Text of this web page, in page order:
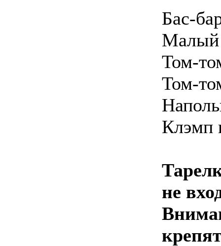
Бас-
Малый
Том-
Том-
Клэмп
не